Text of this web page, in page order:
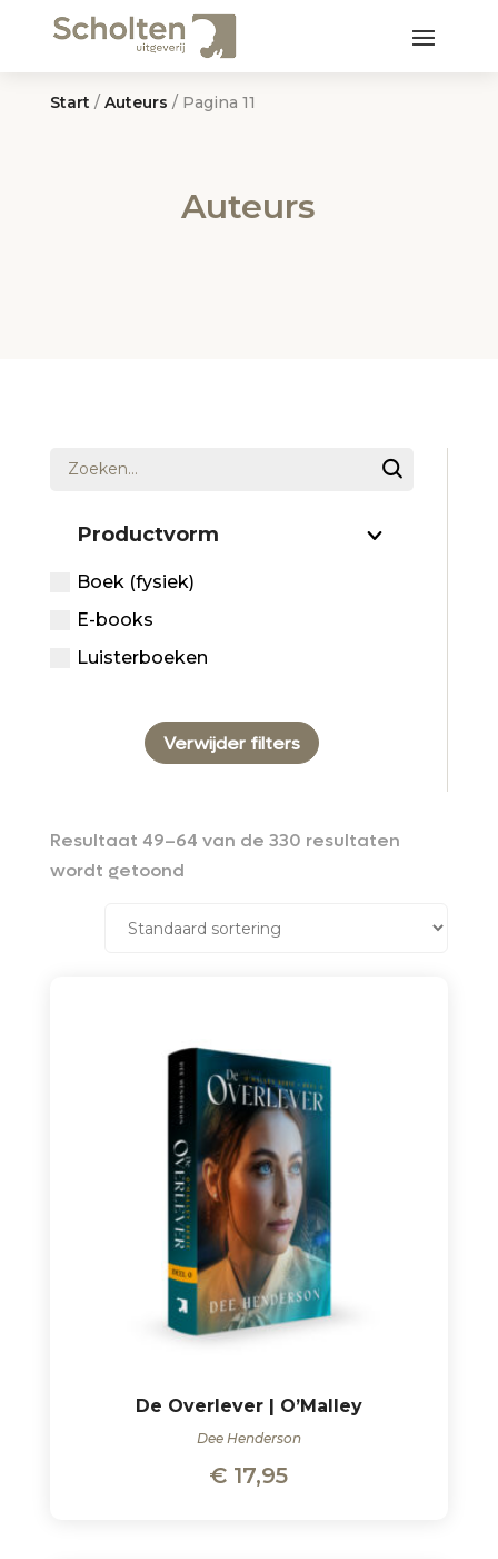
Start / Auteurs / Pagina 11
Auteurs
Productvorm
Boek (fysiek)
E-books
Luisterboeken
Verwijder filters
Resultaat 49–64 van de 330 resultaten
wordt getoond
De Overlever | O’Malley
Dee Henderson
€ 17,95